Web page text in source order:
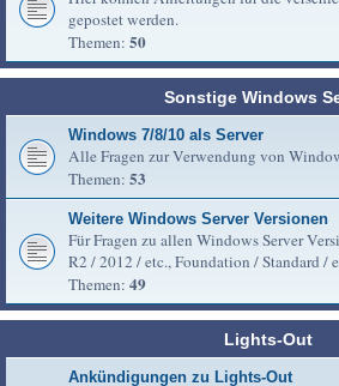
gepostet werden.
Themen: 50
Sonstige Windows
Windows 7/8/10 als Server
Alle Fragen zur Verwendung von
Themen: 53
Weitere Windows Server Versionen
Für Fragen zu allen Windows Server
R2 / 2012 / etc., Foundation / Standard /
Themen: 49
Lights-Out
Ankündigungen zu Lights-Out